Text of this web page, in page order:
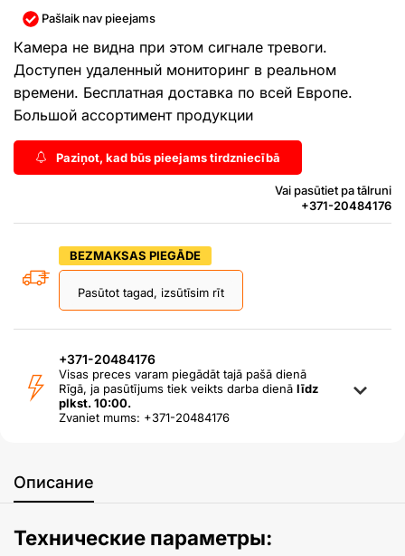
Pašlaik nav pieejams
Камера не видна при этом сигнале тревоги.
Доступен удаленный мониторинг в реальном
времени. Бесплатная доставка по всей Европе.
Большой ассортимент продукции
Paziņot, kad būs pieejams tirdzniecībā
Vai pasūtiet pa tālruni
+371-20484176
BEZMAKSAS PIEGĀDE
Pasūtot tagad, izsūtīsim rīt
+371-20484176
Visas preces varam piegādāt tajā pašā dienā
Rīgā, ja pasūtījums tiek veikts darba dienā līdz
plkst. 10:00.
Zvaniet mums: +371-20484176
Описание
Технические параметры: